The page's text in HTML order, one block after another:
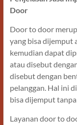
Door
Door to door
yang bisa dijemput
kemudian dapat
atau disebut
disebut dengan
pelanggan. Hal ini
bisa dijemput
Layanan door to